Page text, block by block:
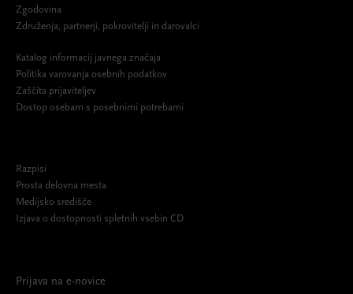
Zgodovina
Združenja, partnerji, pokrovitelji in darovalci
Katalog informacij javnega značaja
Politika varovanja osebnih podatkov
Zaščita prijaviteljev
Dostop osebam s posebnimi potrebami
Razpisi
Prosta delovna mesta
Medijsko središče
Izjava o dostopnosti spletnih vsebin CD
Prijava na e-novice